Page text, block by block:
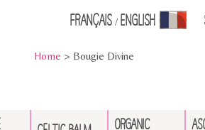
Français/ English
Home > Bougie Divine
ORGANIC